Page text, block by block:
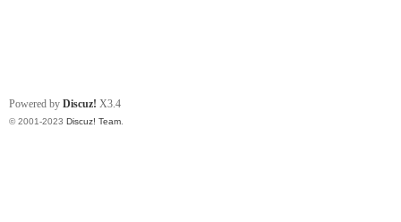
Powered by Discuz! X3.4
© 2001-2023 Discuz! Team